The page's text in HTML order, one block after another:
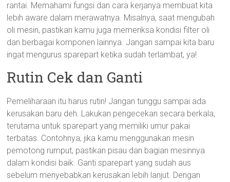
rantai. Memahami fungsi dan cara kerjanya membuat kita
lebih aware dalam merawatnya. Misalnya, saat mengubah
oli mesin, pastikan kamu juga memeriksa kondisi filter oli
dan berbagai komponen lainnya. Jangan sampai kita baru
ingat mengurus sparepart ketika sudah terlambat, ya!
Rutin Cek dan Ganti
Pemeliharaan itu harus rutin! Jangan tunggu sampai ada
kerusakan baru deh. Lakukan pengecekan secara berkala,
terutama untuk sparepart yang memiliki umur pakai
terbatas. Contohnya, jika kamu menggunakan mesin
pemotong rumput, pastikan pisau dan bagian mesinnya
dalam kondisi baik. Ganti sparepart yang sudah aus
sebelum menyebabkan kerusakan lebih lanjut. Dengan